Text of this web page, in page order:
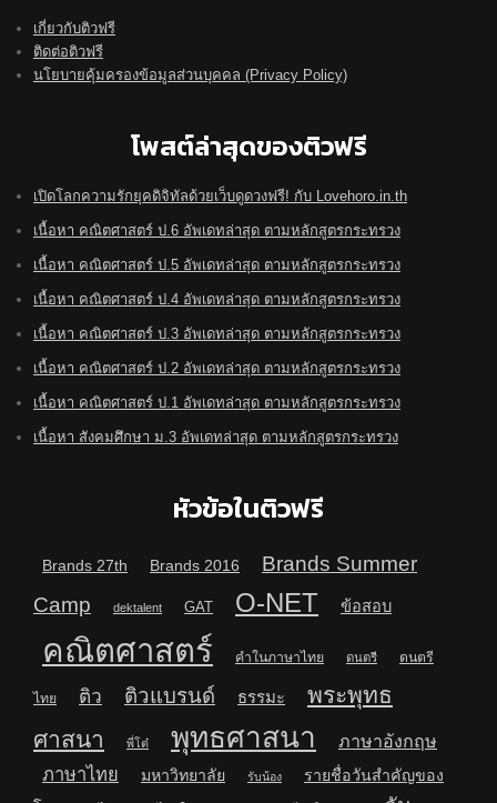
เกี่ยวกับติวฟรี
ติดต่อติวฟรี
นโยบายคุ้มครองข้อมูลส่วนบุคคล (Privacy Policy)
โพสต์ล่าสุดของติวฟรี
เปิดโลกความรักยุคดิจิทัลด้วยเว็บดูดวงฟรี! กับ Lovehoro.in.th
เนื้อหา คณิตศาสตร์ ป.6 อัพเดทล่าสุด ตามหลักสูตรกระทรวง
เนื้อหา คณิตศาสตร์ ป.5 อัพเดทล่าสุด ตามหลักสูตรกระทรวง
เนื้อหา คณิตศาสตร์ ป.4 อัพเดทล่าสุด ตามหลักสูตรกระทรวง
เนื้อหา คณิตศาสตร์ ป.3 อัพเดทล่าสุด ตามหลักสูตรกระทรวง
เนื้อหา คณิตศาสตร์ ป.2 อัพเดทล่าสุด ตามหลักสูตรกระทรวง
เนื้อหา คณิตศาสตร์ ป.1 อัพเดทล่าสุด ตามหลักสูตรกระทรวง
เนื้อหา สังคมศึกษา ม.3 อัพเดทล่าสุด ตามหลักสูตรกระทรวง
หัวข้อในติวฟรี
Brands 27th Brands 2016
Brands Summer
Camp
dektalent GAT O-NET ข้อสอบ
คณิตศาสตร์ คำในภาษาไทย ดนตรี ดนตรี
ไทย ติว ติวแบรนด์ ธรรมะ
พระพุทธ
ศาสนา
พี่โต๋ พุทธศาสนา ภาษาอังกฤษ
ภาษาไทย มหาวิทยาลัย รับน้อง
รายชื่อวันสำคัญของ